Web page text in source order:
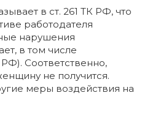
в ст. 261 ТК РФ, что
работодателя
нарушения
в том числе
Соответственно,
не получится.
меры воздействия на